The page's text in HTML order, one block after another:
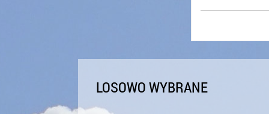
LOSOWO WYBRANE